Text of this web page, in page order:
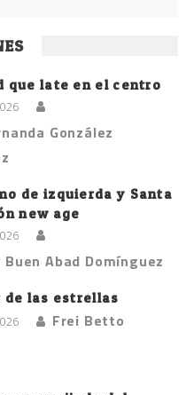
que late en el centro
González
de izquierda y Santa
new age
Abad Domínguez
de las estrellas
Frei Betto